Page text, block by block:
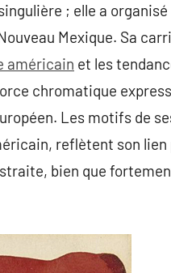
; elle a organisé
Mexique. Sa
américain et les
chromatique
Les motifs de
reflètent son lien
bien que